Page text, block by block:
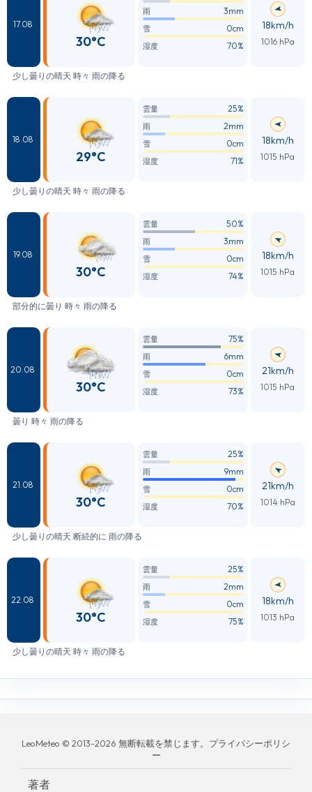
17.08
30°C
雨 3mm
雪 0cm
湿度 70%
18km/h
1016 hPa
少し曇りの晴天 時々 雨の降る
18.08
29°C
雲量 25%
雨 2mm
雪 0cm
湿度 71%
18km/h
1015 hPa
少し曇りの晴天 時々 雨の降る
19.08
30°C
雲量 50%
雨 3mm
雪 0cm
湿度 74%
18km/h
1015 hPa
部分的に曇り 時々 雨の降る
20.08
30°C
雲量 75%
雨 6mm
雪 0cm
湿度 73%
21km/h
1015 hPa
曇り 時々 雨の降る
21.08
30°C
雲量 25%
雨 9mm
雪 0cm
湿度 70%
21km/h
1014 hPa
少し曇りの晴天 断続的に 雨の降る
22.08
30°C
雲量 25%
雨 2mm
雪 0cm
湿度 75%
18km/h
1013 hPa
少し曇りの晴天 時々 雨の降る
LeoMeteo © 2013-2026 無断転載を禁じます。プライバシーポリシ
ー
著者